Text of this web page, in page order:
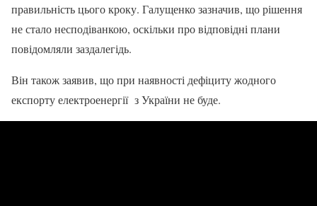
правильність цього кроку. Галущенко зазначив, що рішення
не стало несподіванкою, оскільки про відповідні плани
повідомляли заздалегідь.
Він також заявив, що при наявності дефіциту жодного
експорту електроенергії з України не буде.